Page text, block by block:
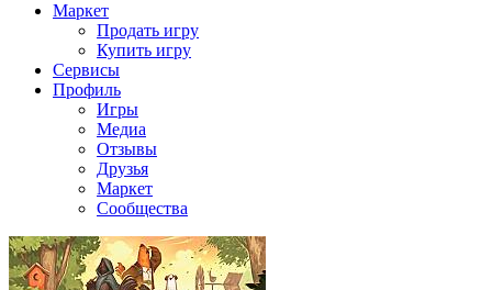
Маркет
Продать игру
Купить игру
Сервисы
Профиль
Игры
Медиа
Отзывы
Друзья
Маркет
Сообщества